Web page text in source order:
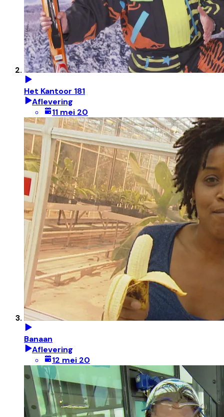
Het Kantoor 181
Aflevering
11 mei 20
Banaan
Aflevering
12 mei 20